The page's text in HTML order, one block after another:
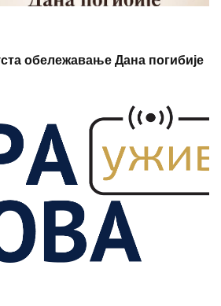
обележавање Дана погибије